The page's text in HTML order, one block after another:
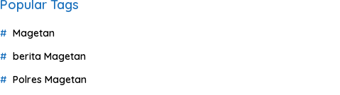
Popular Tags
Magetan
berita Magetan
Polres Magetan